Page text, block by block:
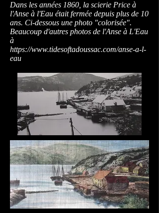
Dans les années 1860, la scierie Price à
l'Anse à l'Eau était fermée depuis plus de 10
ans. Ci-dessous une photo "colorisée".
Beaucoup d'autres photos de l'Anse à L'Eau
à
https://www.tidesoftadoussac.com/anse-a-l-
eau